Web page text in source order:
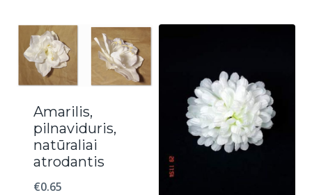
Amarilis,
pilnaviduris,
natūraliai
atrodantis
€0.65